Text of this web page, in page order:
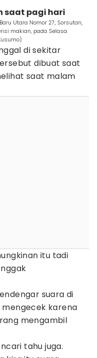
saat pagi hari
Utara Nomor 27, Sorsutan,
makian, pada Selasa
di sekitar
dibuat saat
saat malam
itu tadi
suara di
mengecek karena
mengambil
tahu juga.